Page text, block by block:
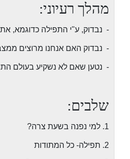
מהלך רעיוני:
- נבדוק, ע"י התפילה כדוגמא,
- נבדוק האם אנחנו מרוצים
- נטען שאם לא נשקיע בעולם
שלבים:
1. למי נפנה בשעת צרה?
2. תפילה- כל המתודות